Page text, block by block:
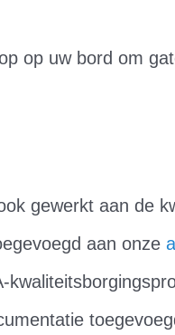
op uw bord om
gewerkt aan de
aan onze